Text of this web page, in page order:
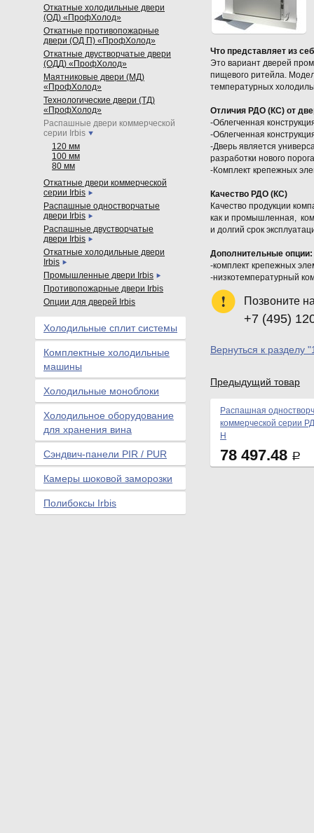
Что представляет из
Это вариант дверей
пищевого ритейла.
температурных
Отличия РДО (КС) от
-Облегченная
-Облегченная
-Дверь является
разработки нового
-Комплект крепежных
Качество РДО (КС)
Качество продукции
как и промышленная,
и долгий срок
Дополнительные опции:
-комплект крепежных
-низкотемпературный
Позвоните
+7 (495)
Вернуться к разделу
Предыдущий товар
Распашная
коммерческой серии
Н
78 497.48 Р
Откатные холодильные двери
(ОД) «ПрофХолод»
Откатные противопожарные
двери (ОД П) «ПрофХолод»
Откатные двустворчатые двери
(ОДД) «ПрофХолод»
Маятниковые двери (МД)
«ПрофХолод»
Технологические двери (ТД)
«ПрофХолод»
Распашные двери коммерческой
серии Irbis
120 мм
100 мм
80 мм
Откатные двери коммерческой
серии Irbis
Распашные одностворчатые
двери Irbis
Распашные двустворчатые
двери Irbis
Откатные холодильные двери
Irbis
Промышленные двери Irbis
Противопожарные двери Irbis
Опции для дверей Irbis
Холодильные сплит системы
Комплектные холодильные
машины
Холодильные моноблоки
Холодильное оборудование
для хранения вина
Сэндвич-панели PIR / PUR
Камеры шоковой заморозки
Полибоксы Irbis